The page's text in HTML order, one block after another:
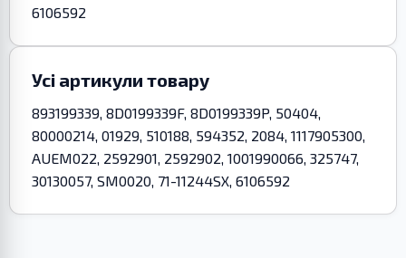
6106592
Усі артикули товару
893199339, 8D0199339F, 8D0199339P, 50404,
80000214, 01929, 510188, 594352, 2084, 1117905300,
AUEM022, 2592901, 2592902, 1001990066, 325747,
30130057, SM0020, 71-11244SX, 6106592